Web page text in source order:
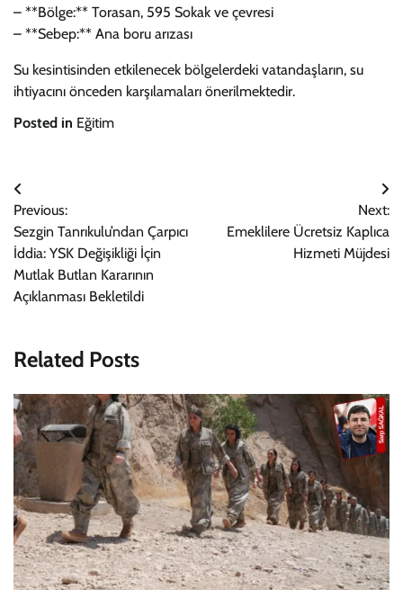
– **Bölge:** Torasan, 595 Sokak ve çevresi
– **Sebep:** Ana boru arızası
Su kesintisinden etkilenecek bölgelerdeki vatandaşların, su
ihtiyacını önceden karşılamaları önerilmektedir.
Posted in Eğitim
Yazı
gezinmesi
Previous:
Sezgin Tanrıkulu’ndan Çarpıcı
İddia: YSK Değişikliği İçin
Mutlak Butlan Kararının
Açıklanması Bekletildi
Next:
Emeklilere Ücretsiz Kaplıca
Hizmeti Müjdesi
Related Posts